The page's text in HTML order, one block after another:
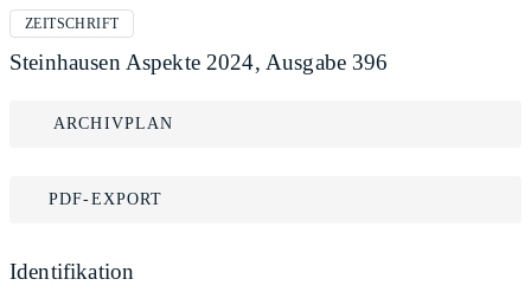
ZEITSCHRIFT
Steinhausen Aspekte 2024, Ausgabe 396
ARCHIVPLAN
PDF-EXPORT
Identifikation